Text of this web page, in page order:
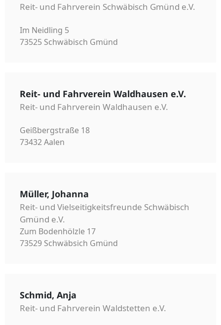
Reit- und Fahrverein Schwäbisch Gmünd e.V.
Im Neidling 5
73525 Schwäbisch Gmünd
Reit- und Fahrverein Waldhausen e.V.
Reit- und Fahrverein Waldhausen e.V.
Geißbergstraße 18
73432 Aalen
Müller, Johanna
Reit- und Vielseitigkeitsfreunde Schwäbisch
Gmünd e.V.
Zum Bodenhölzle 17
73529 Schwäbsich Gmünd
Schmid, Anja
Reit- und Fahrverein Waldstetten e.V.